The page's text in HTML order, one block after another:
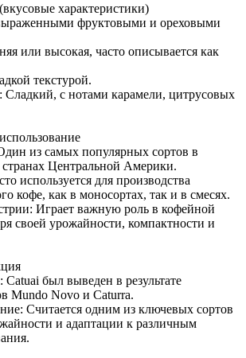
характеристики)
фруктовыми и ореховыми
или высокая, часто описывается как
текстурой.
с нотами карамели, цитрусовых
из самых популярных сортов в
Центральной Америки.
используется для производства
кофе, как в моносортах, так и в смесях.
Играет важную роль в кофейной
своей урожайности, компактности и
Catuai был выведен в результате
Mundo Novo и Caturra.
Считается одним из ключевых сортов
и адаптации к различным